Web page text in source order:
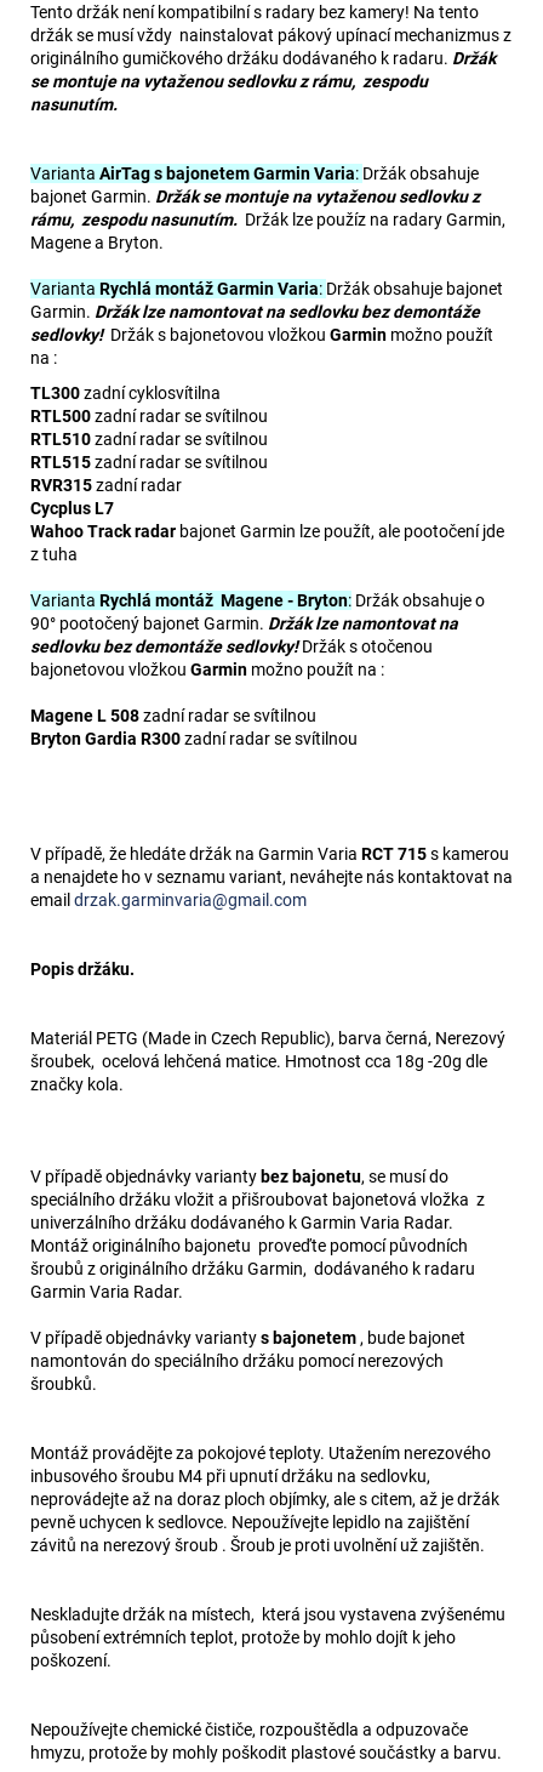
Tento držák není kompatibilní s radary bez kamery! Na tento
držák se musí vždy nainstalovat pákový upínací mechanizmus z
originálního gumičkového držáku dodávaného k radaru. Držák
se montuje na vytaženou sedlovku z rámu, zespodu
nasunutím.
Varianta AirTag s bajonetem Garmin Varia: Držák obsahuje
bajonet Garmin. Držák se montuje na vytaženou sedlovku z
rámu, zespodu nasunutím. Držák lze použíz na radary Garmin,
Magene a Bryton.
Varianta Rychlá montáž Garmin Varia: Držák obsahuje bajonet
Garmin. Držák lze namontovat na sedlovku bez demontáže
sedlovky!Držák s bajonetovou vložkou Garmin možno použít
na :
TL300zadní cyklosvítilna
RTL500zadní radar se svítilnou
RTL510zadní radar se svítilnou
RTL515zadní radar se svítilnou
RVR315zadní radar
Cycplus L7
Wahoo Track radar bajonet Garmin lze použít, ale pootočení jde
z tuha
Varianta Rychlá montáž Magene - Bryton: Držák obsahuje o
90° pootočený bajonet Garmin. Držák lze namontovat na
sedlovku bez demontáže sedlovky!Držák s otočenou
bajonetovou vložkou Garmin možno použít na :
Magene L 508zadní radar se svítilnou
Bryton Gardia R300zadní radar se svítilnou
V případě, že hledáte držák na Garmin Varia RCT 715s kamerou
a nenajdete ho v seznamu variant, neváhejte nás kontaktovat na
emaildrzak.garminvaria@gmail.com
Popis držáku.
Materiál PETG (Made in Czech Republic), barva černá, Nerezový
šroubek, ocelová lehčená matice. Hmotnost cca 18g -20g dle
značky kola.
V případě objednávky variantybez bajonetu, se musí do
speciálního držáku vložit a přišroubovat bajonetová vložka z
univerzálního držáku dodávaného k Garmin Varia Radar.
Montáž originálního bajonetu proveďte pomocí původních
šroubů z originálního držáku Garmin, dodávaného k radaru
Garmin Varia Radar.
V případě objednávky variantys bajonetem , bude bajonet
namontován do speciálního držáku pomocí nerezových
šroubků.
Montáž provádějte za pokojové teploty. Utažením nerezového
inbusového šroubu M4 při upnutí držáku na sedlovku,
neprovádejte až na doraz ploch objímky, ale s citem, až je držák
pevně uchycen k sedlovce. Nepoužívejte lepidlo na zajištění
závitů na nerezový šroub . Šroub je proti uvolnění už zajištěn.
Neskladujte držák na místech, která jsou vystavena zvýšenému
působení extrémních teplot, protože by mohlo dojít k jeho
poškození.
Nepoužívejte chemické čističe, rozpouštědla a odpuzovače
hmyzu, protože by mohly poškodit plastové součástky a barvu.